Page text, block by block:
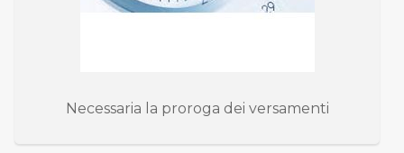
Necessaria la proroga dei versamenti